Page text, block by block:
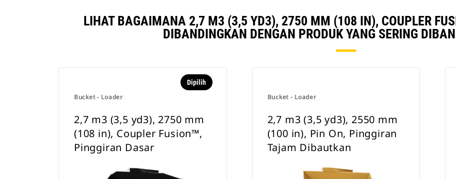
LIHAT BAGAIMANA 2,7 M3 (3,5 YD3), 2750 MM (108 IN), COUPLER
DIBANDINGKAN DENGAN PRODUK YANG SERING
Bucket - Loader
Dipilih
2,7 m3 (3,5 yd3), 2750 mm
(108 in), Coupler Fusion™,
Pinggiran Dasar
Bucket - Loader
2,7 m3 (3,5 yd3), 2550 mm
(100 in), Pin On, Pinggiran
Tajam Dibautkan